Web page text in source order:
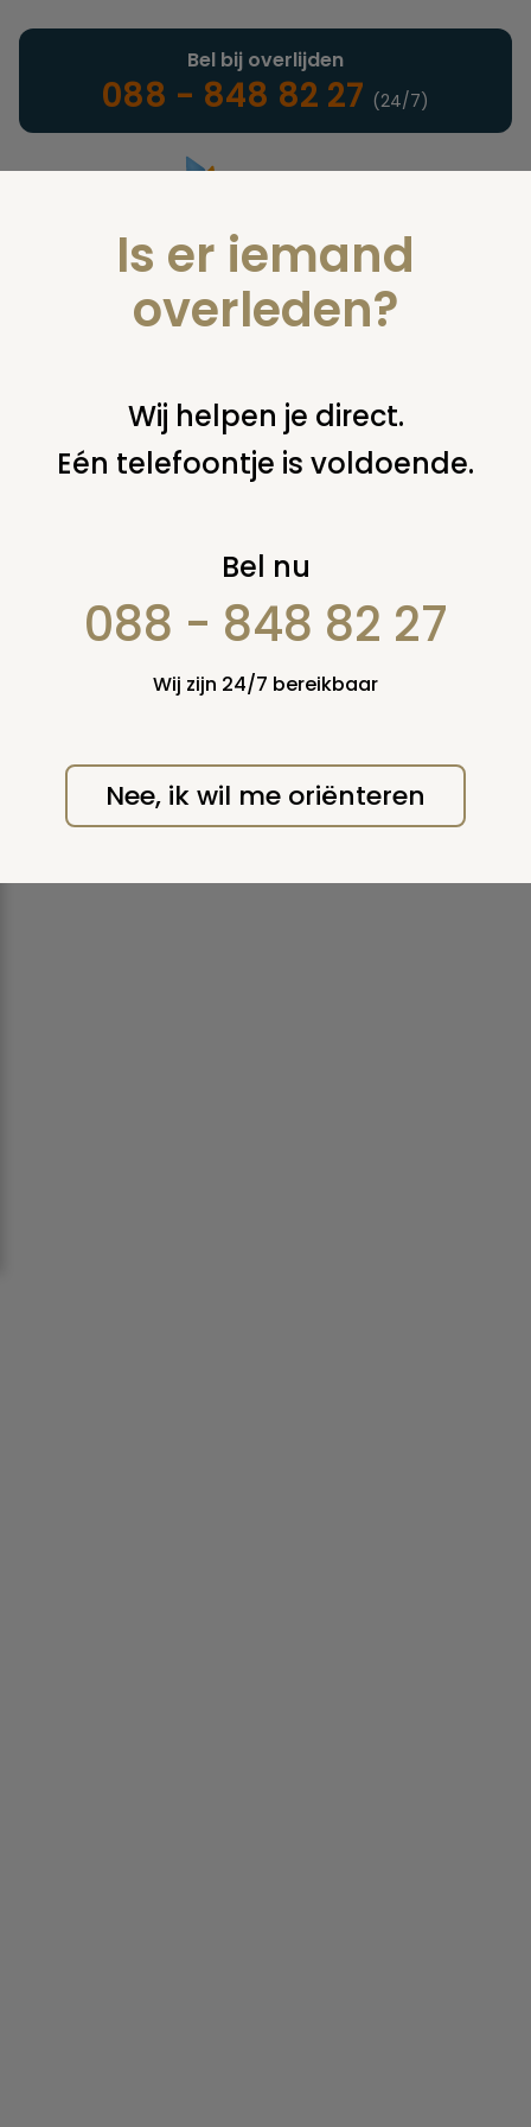
Landelijke uitvaartonderneming
Bel bij overlijden
088 - 848 82 27 (24/7)
U bent hier: home infotheek woordenlijst c cremeren
Cremeren
Print deze pagina
Is er iemand
overleden?
Wij helpen je direct.
Eén telefoontje is voldoende.
Bel nu
088 - 848 82 27
Wij zijn 24/7 bereikbaar
Nee, ik wil me oriënteren